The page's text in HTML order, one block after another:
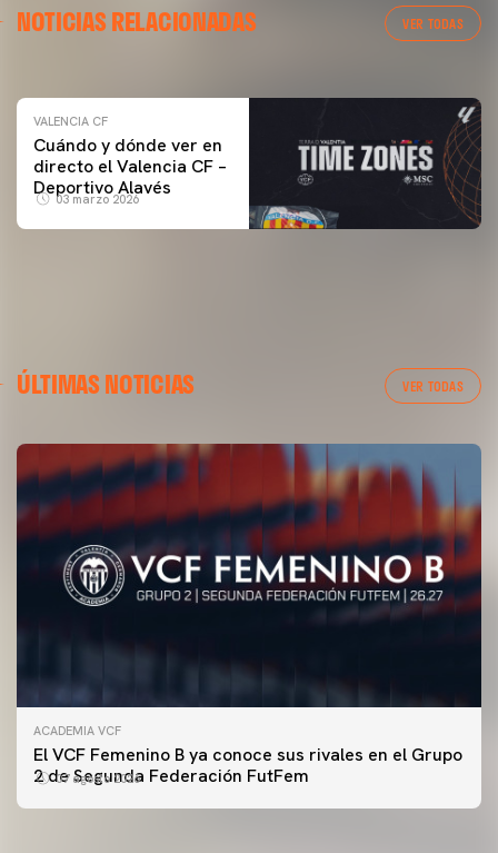
NOTICIAS RELACIONADAS VER TODAS
ENTRENAMIENTO DEL VALENCIA CF 04/03/26
VALENCIA CF
Cuándo y dónde ver en
directo el Valencia CF –
Deportivo Alavés
03 marzo 2026
ÚLTIMAS NOTICIAS VER TODAS
ACADEMIA VCF
El VCF Femenino B ya conoce sus rivales en el Grupo
2 de Segunda Federación FutFem
07 agosto 2026
PRIMER EQUIPO
ENTRENAMIENTO DEL VALENCIA CF 7/8/2026